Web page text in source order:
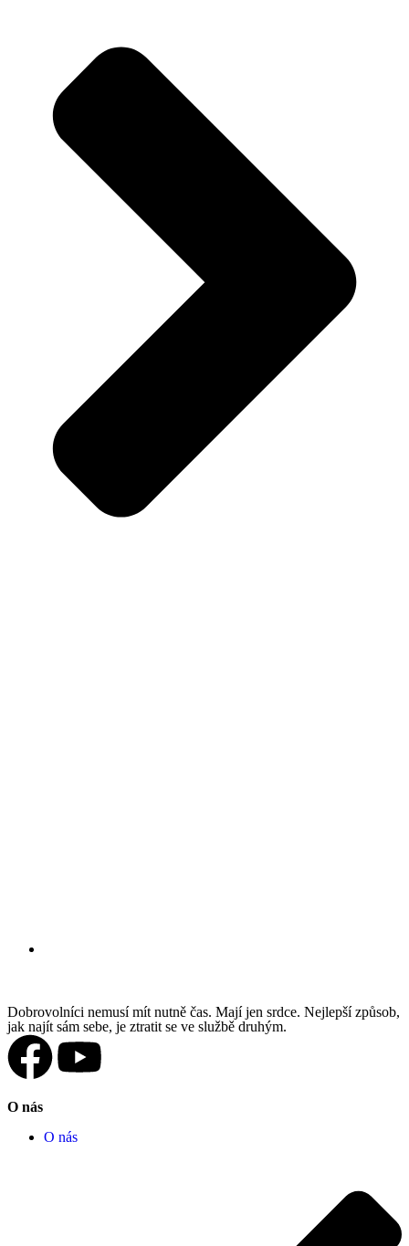
Dobrovolníci nemusí mít nutně čas. Mají jen srdce. Nejlepší způsob,
jak najít sám sebe, je ztratit se ve službě druhým.
O nás
O nás